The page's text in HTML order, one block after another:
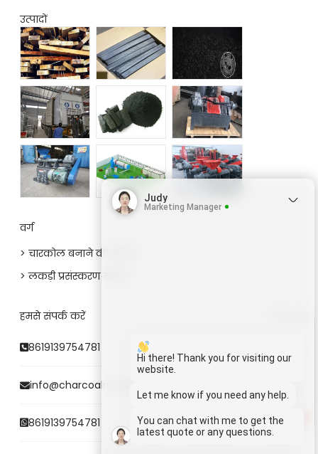
उत्पादों
वर्ग
> चारकोल बनाने की मशीनें
> लकड़ी प्रसंस्करण मशीनें
हमसे संपर्क करें
8619139754781
info@charcoalmaking.com
8619139754781
Wechat
Chat
Judy
Marketing Manager
Hi there! Thank you for visiting our
website.
Let me know if you need any help.
You can chat with me to get the
latest quote or any questions.